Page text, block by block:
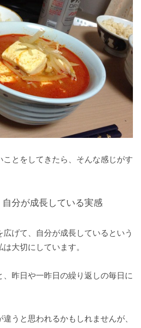
ことをしてきたら、そんな感じがす
分が成長している実感
広げて、自分が成長しているという
大切にしています。
、昨日や一昨日の繰り返しの毎日に
うと思われるかもしれませんが、